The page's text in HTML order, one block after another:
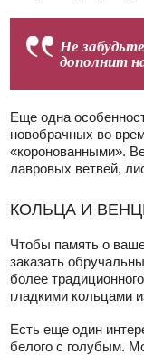
Не
дополнит
Еще одна
новобрачных во
«коронованными».
лавровых ветвей,
КОЛЬЦА И
Чтобы память о
заказать
более
гладкими кольцами
Есть еще один
белого с голубым.